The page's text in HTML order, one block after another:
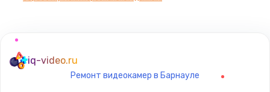
iq-video.ru
Ремонт видеокамер в Барнауле